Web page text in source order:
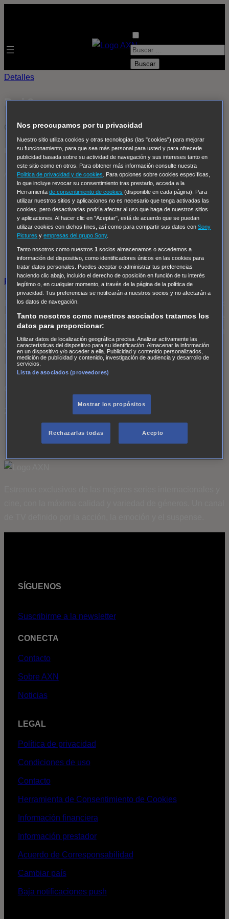
B
Detalles
Red 2
OFF THE AIR
Próximas emisiones de Red 2
AXN España
AXN España
AXN Now
AXN White
No hay próximas transmisiones de Red 2 en este
canal.
Programación completa
El agente retirado de operaciones encubiertas la CIA, Frank
Moses, vuelve a reunir a su peculiar equipo de élite. En este
caso para emprender la búsqueda a nivel global de un
dispositivo nuclear portátil desaparecido.
De: Dean Parisot
SÍGUENOS
Suscribirme a la newsletter
CONECTA
Contacto
Sobre AXN
Noticias
LEGAL
Política de privacidad
Condiciones de uso
Contacto
Herramienta de Consentimiento de Cookies
Información financiera
Información prestador
Acuerdo de Corresponsabilidad
Cambiar país
Baja notificaciones push
Nos preocupamos por tu privacidad
Nuestro sitio utiliza cookies y otras tecnologías (las "cookies") para mejorar
su funcionamiento, para que sea más personal para usted y para ofrecerle
publicidad basada sobre su actividad de navegación y sus intereses tanto en
este sitio como en otros. Para obtener más información consulte nuestra
Política de privacidad y de cookies
. Para opciones sobre cookies específicas,
lo que incluye revocar su consentimiento tras prestarlo, acceda a la
Herramientade consentimiento de cookies (disponible en cada página). Para
utilizar nuestros sitios y aplicaciones no es necesario que tenga activadas las
cookies, pero desactivarlas podría afectar al uso que haga de nuestros sitios
y aplicaciones. Al hacer clic en "Aceptar", está de acuerdo que se puedan
utilizar cookies con dichos fines, así como para compartir sus datos conSony
Pictures yempresas del grupo Sony.
Tanto nosotros como nuestros1 socios almacenamos o accedemos a
información del dispositivo, como identificadores únicos en las cookies para
tratar datos personales. Puedes aceptar o administrar tus preferencias
haciendo clic abajo, incluido el derecho de oposición en función de tu interés
legítimo o, en cualquier momento, a través de la página de la política de
privacidad. Tus preferencias se notificarán a nuestros socios y no afectarán a
los datos de navegación.
Tanto nosotros como nuestros asociados tratamos los
datos para proporcionar:
Utilizar datos de localización geográfica precisa. Analizar activamente las
características del dispositivo para su identificación. Almacenar la información
en un dispositivo y/o acceder a ella. Publicidad y contenido personalizados,
medición de publicidad y contenido, investigación de audiencia y desarrollo de
servicios.
Lista de asociados (proveedores)
Mostrar los propósitos
Rechazarlas todas Acepto